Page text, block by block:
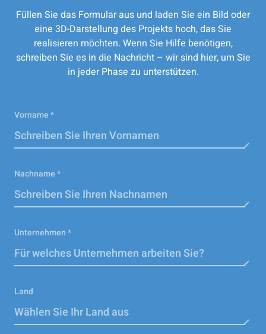
Füllen Sie das Formular aus und laden Sie ein Bild oder
eine 3D-Darstellung des Projekts hoch, das Sie
realisieren möchten. Wenn Sie Hilfe benötigen,
schreiben Sie es in die Nachricht – wir sind hier, um Sie
in jeder Phase zu unterstützen.
Vorname *
Nachname *
Unternehmen *
Land